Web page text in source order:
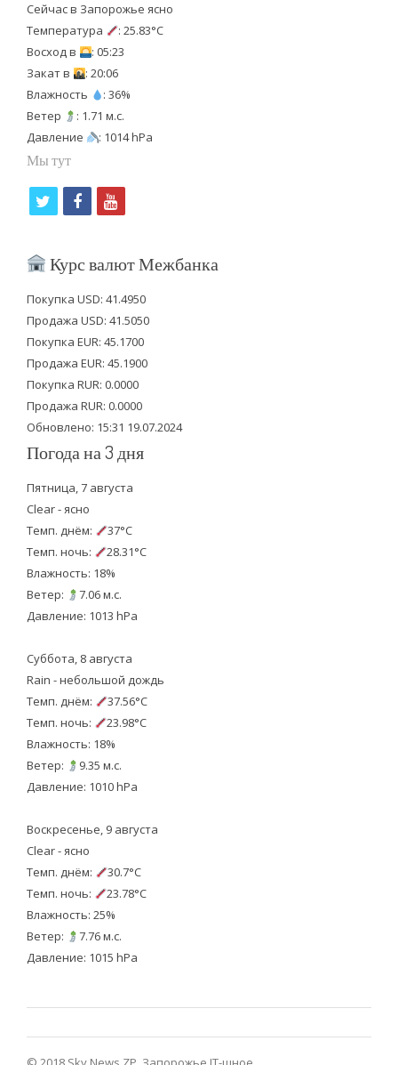
Сейчас в Запорожье ясно
Температура
: 25.83°C
Восход в
: 05:23
Закат в
: 20:06
Влажность
: 36%
Ветер
: 1.71 м.с.
Давление
: 1014 hPa
Мы тут
i
t
e
r
f
c
b
o
o
k
y
u
u
b
e
Курс валют Межбанка
Покупка USD: 41.4950
Продажа USD: 41.5050
Покупка EUR: 45.1700
Продажа EUR: 45.1900
Покупка RUR: 0.0000
Продажа RUR: 0.0000
Обновлено: 15:31 19.07.2024
Погода на 3 дня
Пятница, 7 августа
Clear - ясно
Темп. днём:
37°C
Темп. ночь:
28.31°C
Влажность: 18%
Ветер:
7.06 м.с.
Давление: 1013 hPa
Суббота, 8 августа
Rain - небольшой дождь
Темп. днём:
37.56°C
Темп. ночь:
23.98°C
Влажность: 18%
Ветер:
9.35 м.с.
Давление: 1010 hPa
Воскресенье, 9 августа
Clear - ясно
Темп. днём:
30.7°C
Темп. ночь:
23.78°C
Влажность: 25%
Ветер:
7.76 м.с.
Давление: 1015 hPa